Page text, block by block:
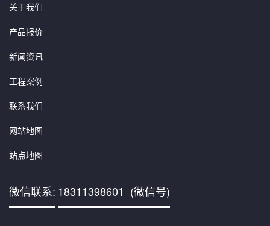
关于我们
产品报价
新闻资讯
工程案例
联系我们
网站地图
站点地图
微信联系: 18311398601 (微信号)